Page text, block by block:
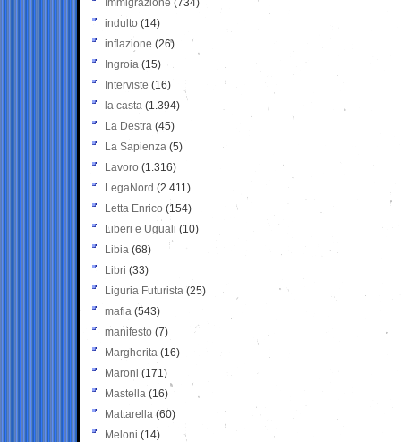
Immigrazione (734)
indulto (14)
inflazione (26)
Ingroia (15)
Interviste (16)
la casta (1.394)
La Destra (45)
La Sapienza (5)
Lavoro (1.316)
LegaNord (2.411)
Letta Enrico (154)
Liberi e Uguali (10)
Libia (68)
Libri (33)
Liguria Futurista (25)
mafia (543)
manifesto (7)
Margherita (16)
Maroni (171)
Mastella (16)
Mattarella (60)
Meloni (14)